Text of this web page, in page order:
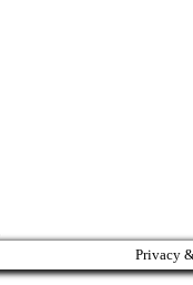
Privacy